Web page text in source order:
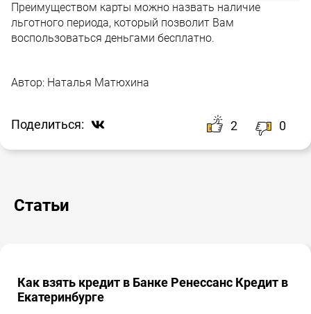
Преимуществом карты можно назвать наличие
льготного периода, который позволит Вам
воспользоваться деньгами бесплатно.
Автор: Наталья Матюхина
Поделиться: 2 0
Статьи
Как взять кредит в Банке Ренессанс Кредит в
Екатеринбурге